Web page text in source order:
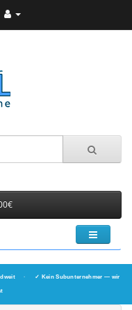
· ✓ Kein Subunternehmer — wir